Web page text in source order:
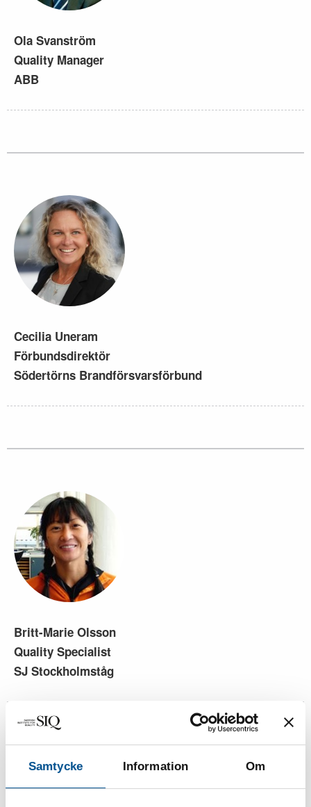
Samtycke Information Om
Ola Svanström
Quality Manager
ABB
Cecilia Uneram
Förbundsdirektör
Södertörns Brandförsvarsförbund
Britt-Marie Olsson
Quality Specialist
SJ Stockholmståg